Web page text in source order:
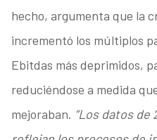
hecho, argumenta que la
incrementó los múltiplos
Ebitdas más deprimidos,
reduciéndose a medida
mejoraban. “Los datos de